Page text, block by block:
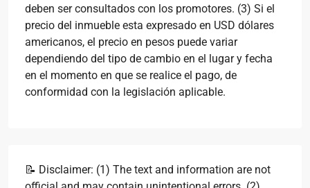
deben ser consultados con los promotores. (3) Si el
precio del inmueble esta expresado en USD dólares
americanos, el precio en pesos puede variar
dependiendo del tipo de cambio en el lugar y fecha
en el momento en que se realice el pago, de
conformidad con la legislación aplicable.
📝 Disclaimer: (1) The text and information are not